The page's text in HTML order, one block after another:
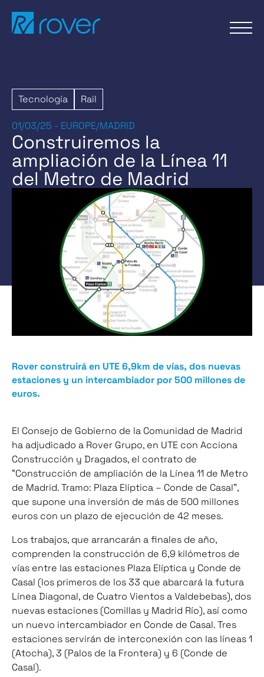
contenido
Tecnología Rail
01/03/25 - EUROPE/MADRID
Construiremos la
ampliación de la Línea 11
del Metro de Madrid
Rover construirá en UTE 6,9km de vías, dos nuevas
estaciones y un intercambiador por 500 millones de
euros.
El Consejo de Gobierno de la Comunidad de Madrid
ha adjudicado a Rover Grupo, en UTE con Acciona
Construcción y Dragados, el contrato de
“Construcción de ampliación de la Línea 11 de Metro
de Madrid. Tramo: Plaza Elíptica – Conde de Casal”,
que supone una inversión de más de 500 millones
euros con un plazo de ejecución de 42 meses.
Los trabajos, que arrancarán a finales de año,
comprenden la construcción de 6,9 kilómetros de
vías entre las estaciones Plaza Elíptica y Conde de
Casal (los primeros de los 33 que abarcará la futura
Línea Diagonal, de Cuatro Vientos a Valdebebas), dos
nuevas estaciones (Comillas y Madrid Río), así como
un nuevo intercambiador en Conde de Casal. Tres
estaciones servirán de interconexión con las líneas 1
(Atocha), 3 (Palos de la Frontera) y 6 (Conde de
Casal).